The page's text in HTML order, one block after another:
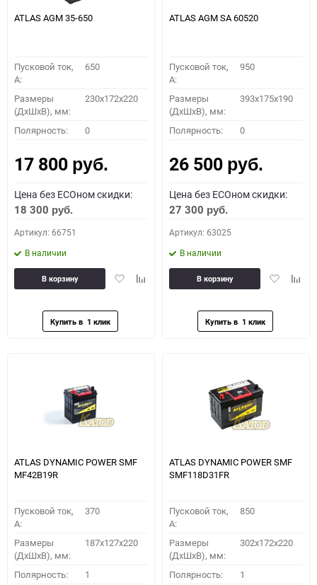
ПОДОБРАТЬ
Как определить полярность?
0 - обратная 1 - прямая 3 - обратная 4 - прямая
ATLAS AGM 35-650
Пусковой ток,
A:
650
Размеры
(ДхШхВ), мм:
230x172x220
Полярность: 0
17 800 руб.
Цена без ECOном скидки:
18 300 руб.
Артикул: 66751
В наличии
ДобавитьДобавить
В корзину
ATLAS AGM SA 60520
Пусковой ток,
A:
950
Размеры
(ДхШхВ), мм:
393x175x190
Полярность: 0
26 500 руб.
Цена без ECOном скидки:
27 300 руб.
Артикул: 63025
В наличии
Добавить
В корзину
ATLAS DYNAMIC POWER SMF
MF42B19R
Пусковой ток,
A:
370
Размеры
(ДхШхВ), мм:
187x127x220
Полярность: 1
ATLAS DYNAMIC POWER SMF
SMF118D31FR
Пусковой ток,
A:
850
Размеры
(ДхШхВ), мм:
302x172x220
Полярность: 1